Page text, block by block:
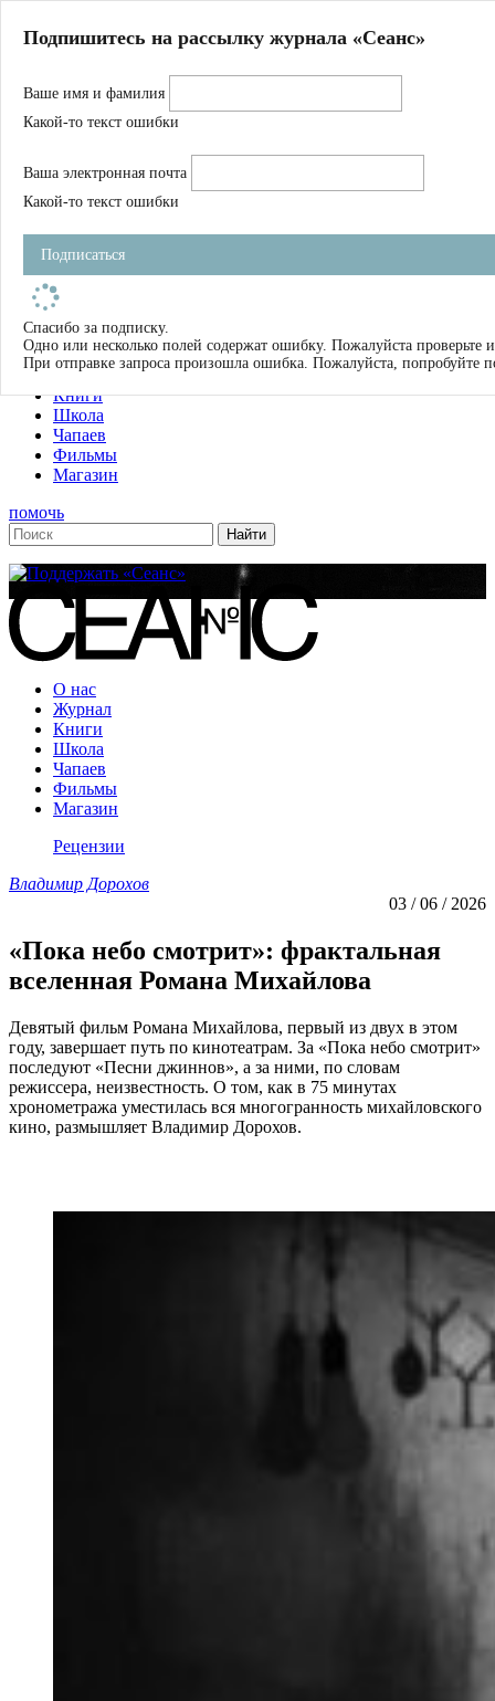
Магазин
Журнал
Школа
Устав
Фильмы
Имена
Тэги
О нас
Журнал
Книги
Школа
Чапаев
Фильмы
Магазин
помочь
О нас
Журнал
Книги
Школа
Чапаев
Фильмы
Магазин
Рецензии
Владимир Дорохов
03 / 06 / 2026
«Пока небо смотрит»: фрактальная
вселенная Романа Михайлова
Девятый фильм Романа Михайлова, первый из двух в этом
году, завершает путь по кинотеатрам. За «Пока небо смотрит»
последуют «Песни джиннов», а за ними, по словам
режиссера, неизвестность. О том, как в 75 минутах
хронометража уместилась вся многогранность михайловского
кино, размышляет Владимир Дорохов.
Подпишитесь на рассылку журнала «Сеанс»
Ваше имя и фамилия
Какой-то текст ошибки
Ваша электронная почта
Какой-то текст ошибки
Подписаться
Спасибо за подписку.
Одно или несколько полей содержат ошибку. Пожалуйста проверьте
При отправке запроса произошла ошибка. Пожалуйста, попробуйте